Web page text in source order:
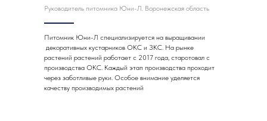
Руководитель питомника Юни-Л. Воронежская область
Питомник Юни-Л специализируется на выращивании
декоративных кустарников ОКС и ЗКС. На рынке
растений растений работает с 2017 года, старотовал с
производства ОКС. Каждый этап производства проходит
через заботливые руки. Особое внимание уделяется
качеству производимых растений